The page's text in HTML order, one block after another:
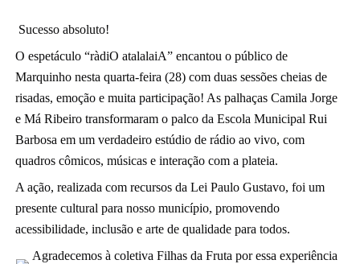
Sucesso absoluto!
O espetáculo “ràdiO atalalaiA” encantou o público de
Marquinho nesta quarta-feira (28) com duas sessões cheias de
risadas, emoção e muita participação! As palhaças Camila Jorge
e Má Ribeiro transformaram o palco da Escola Municipal Rui
Barbosa em um verdadeiro estúdio de rádio ao vivo, com
quadros cômicos, músicas e interação com a plateia.
A ação, realizada com recursos da Lei Paulo Gustavo, foi um
presente cultural para nosso município, promovendo
acessibilidade, inclusão e arte de qualidade para todos.
Agradecemos à coletiva Filhas da Fruta por essa experiência